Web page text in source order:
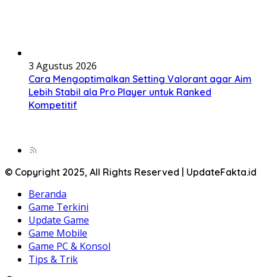
3 Agustus 2026
Cara Mengoptimalkan Setting Valorant agar Aim
Lebih Stabil ala Pro Player untuk Ranked
Kompetitif
© Copyright 2025, All Rights Reserved | UpdateFakta.id
Beranda
Game Terkini
Update Game
Game Mobile
Game PC & Konsol
Tips & Trik